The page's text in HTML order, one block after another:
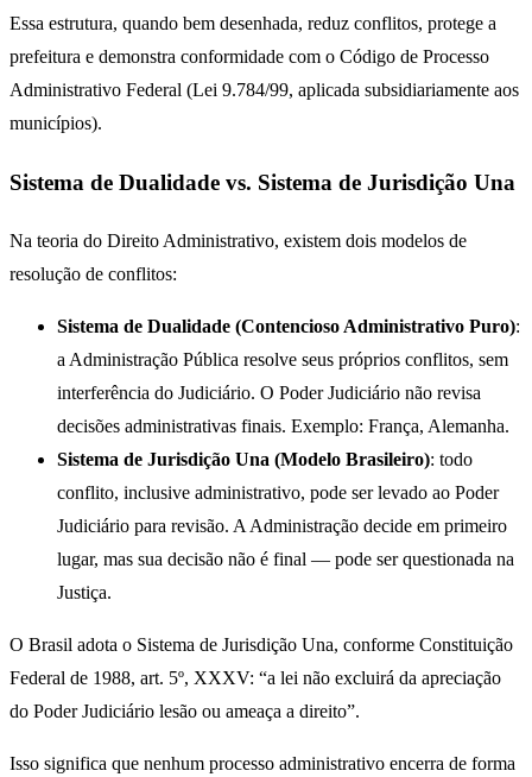
Essa estrutura, quando bem desenhada, reduz conflitos, protege a
prefeitura e demonstra conformidade com o Código de Processo
Administrativo Federal (Lei 9.784/99, aplicada subsidiariamente aos
municípios).
Sistema de Dualidade vs. Sistema de Jurisdição Una
Na teoria do Direito Administrativo, existem dois modelos de
resolução de conflitos:
Sistema de Dualidade (Contencioso Administrativo Puro):
a Administração Pública resolve seus próprios conflitos, sem
interferência do Judiciário. O Poder Judiciário não revisa
decisões administrativas finais. Exemplo: França, Alemanha.
Sistema de Jurisdição Una (Modelo Brasileiro): todo
conflito, inclusive administrativo, pode ser levado ao Poder
Judiciário para revisão. A Administração decide em primeiro
lugar, mas sua decisão não é final — pode ser questionada na
Justiça.
O Brasil adota o Sistema de Jurisdição Una, conforme Constituição
Federal de 1988, art. 5º, XXXV: “a lei não excluirá da apreciação
do Poder Judiciário lesão ou ameaça a direito”.
Isso significa que nenhum processo administrativo encerra de forma